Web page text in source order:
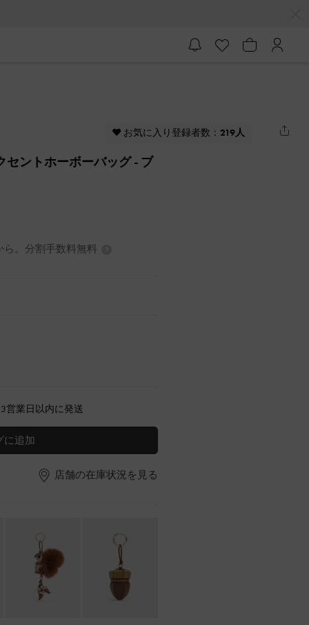
♥ お気に入り登録者数： 219人
セントホーボーバッグ- ブ
。分割手数料無料
営業日以内に発送
に追加
店舗の在庫状況を見る